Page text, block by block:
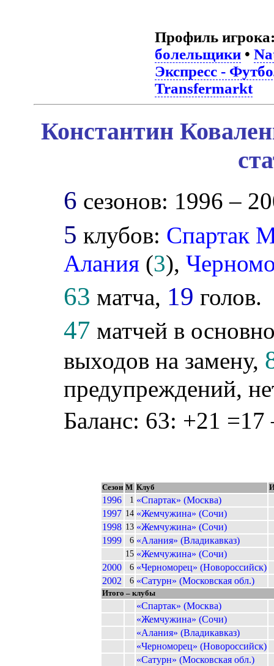
Профиль
болельщики •
Экспресс -
Transfermarkt
Константин
6 сезонов: 1996 –
5 клубов: Спартак
Алания (3),
63 матча, 19 голов.
47 матчей в
выходов на замену,
предупреждений,
Баланс: 63: +21 =17
Сезон М Клуб
1996 1 «Спартак» (Москва)
1997 14 «Жемчужина» (Сочи)
1998 13 «Жемчужина» (Сочи)
1999
6 «Алания» (Владикавказ)
15 «Жемчужина» (Сочи)
2000
6 «Черноморец» (Новороссийск)
2002
6 «Сатурн» (Московская обл.)
Итого – клубы
«Спартак» (Москва)
«Жемчужина» (Сочи)
«Алания» (Владикавказ)
«Черноморец» (Новороссийск)
«Сатурн» (Московская обл.)